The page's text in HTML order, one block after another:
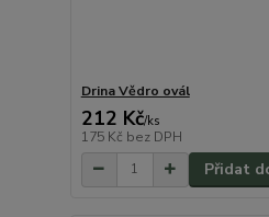
Drina Vědro ovál
212 Kč/ks
175 Kč bez DPH
Přidat